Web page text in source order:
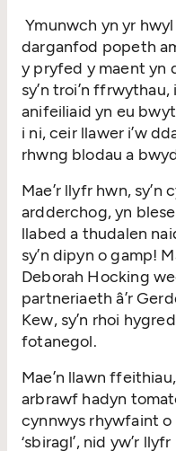
Ymunwch yn yr
darganfod popeth
y pryfed y maent yn
sy’n troi’n
anifeiliaid yn eu
i ni, ceir llawer i’w
rhwng blodau a
Mae’r llyfr hwn, sy’n
ardderchog, yn
llabed a thudalen
sy’n dipyn o gamp!
Deborah Hocking
partneriaeth â’r
Kew, sy’n rhoi
fotanegol.
Mae’n llawn
arbrawf hadyn
cynnwys rhywfaint o
‘sbiragl’, nid yw’r